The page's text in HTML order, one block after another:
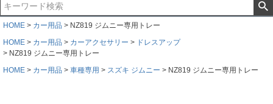
HOME カー用品
NZ819 ジムニー専用トレー
HOME
カー用品 カーアクセサリー
ドレスアップ
NZ819 ジムニー専用トレー
HOME
カー用品 車種専用 スズキ ジムニー NZ819 ジムニー専用トレー